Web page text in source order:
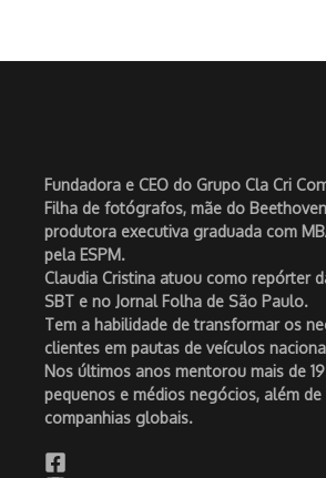
Fundadora e CEO do Grupo Cla Cri
Filha de fotógrafos, mãe do
produtora executiva graduada com
pela ESPM.
Claudia Cristina atuou como repórter
SBT e no Jornal Folha de São Paulo.
Tem a habilidade de transformar os
clientes em pautas de veículos
Nos últimos anos mentorou mais de
pequenos e médios negócios, além de
companhias globais.